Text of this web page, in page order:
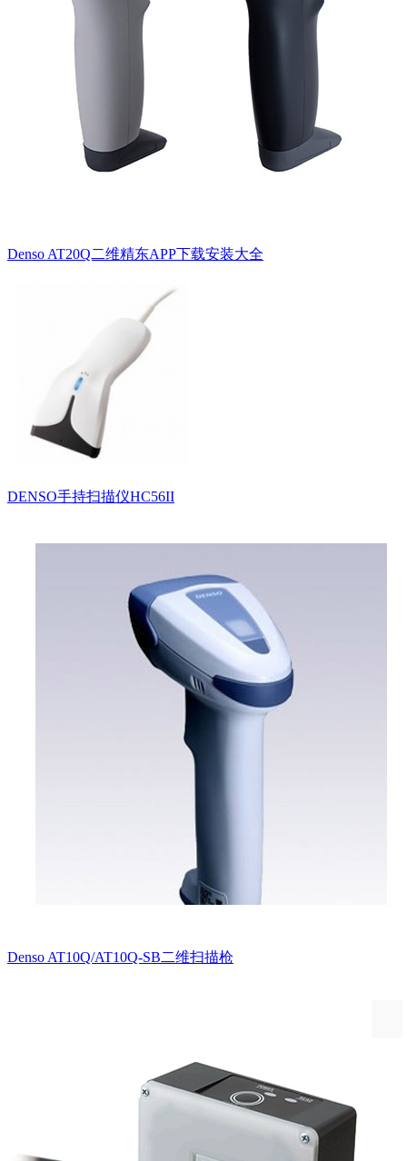
Denso AT20Q二维精东APP下载安装大全
DENSO手持扫描仪HC56II
Denso AT10Q/AT10Q-SB二维扫描枪